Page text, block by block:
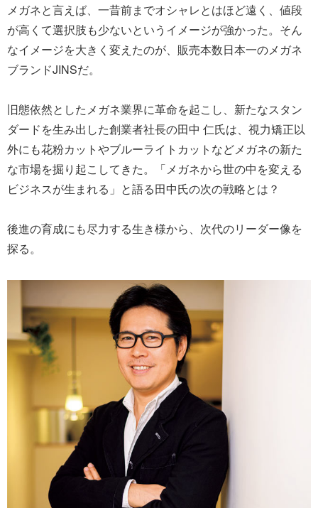
メガネと言えば、一昔前までオシャレとはほど遠く、値段
が高くて選択肢も少ないというイメージが強かった。そん
なイメージを大きく変えたのが、販売本数日本一のメガネ
ブランドJINSだ。
旧態依然としたメガネ業界に革命を起こし、新たなスタン
ダードを生み出した創業者社長の田中 仁氏は、視力矯正以
外にも花粉カットやブルーライトカットなどメガネの新た
な市場を掘り起こしてきた。「メガネから世の中を変える
ビジネスが生まれる」と語る田中氏の次の戦略とは？
後進の育成にも尽力する生き様から、次代のリーダー像を
探る。